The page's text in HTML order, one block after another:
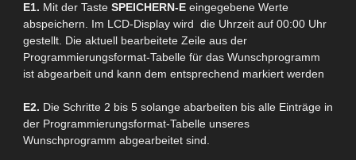
E1. Mit der Taste SPEICHERN-E eingegebene Werte
abspeichern. Im LCD-Display wird die Uhrzeit auf 00:00 Uhr
gestellt. Die aktuell bearbeitete Zeile aus der
Programmierungsformat-Tabelle für das Wunschprogramm
ist abgearbeit und kann dem entsprechend markiert werden
E2. Die Schritte 2 bis 5 solange abarbeiten bis alle Einträge in
der Programmierungsformat-Tabelle unseres
Wunschprogramm abgearbeitet sind.